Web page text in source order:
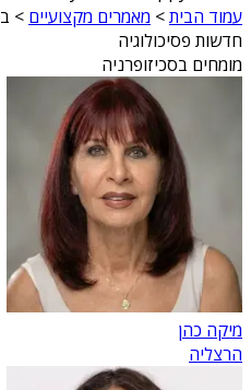
עמוד הבית> מאמרים מקצועיים >
חדשות פסיכולוגיה
מומחים בסכיזופרניה
מיקה כהן
הרצליה